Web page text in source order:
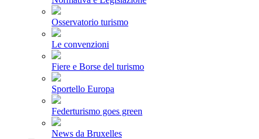
Osservatorio turismo
Le convenzioni
Fiere e Borse del turismo
Sportello Europa
Federturismo goes green
News da Bruxelles